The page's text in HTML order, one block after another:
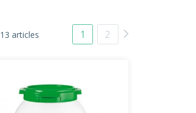
13 articles 1 2